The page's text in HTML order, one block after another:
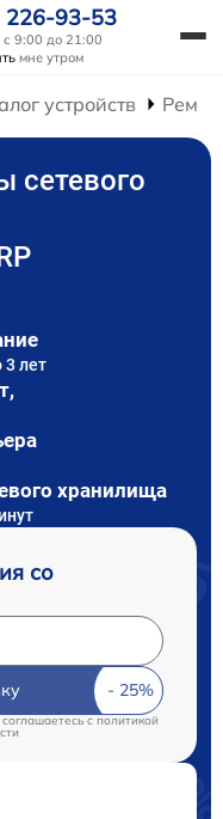
226-93-53
9:00 до 21:00
мне утром
устройств
сетевого
3 лет
хранилища
со
cполитикой